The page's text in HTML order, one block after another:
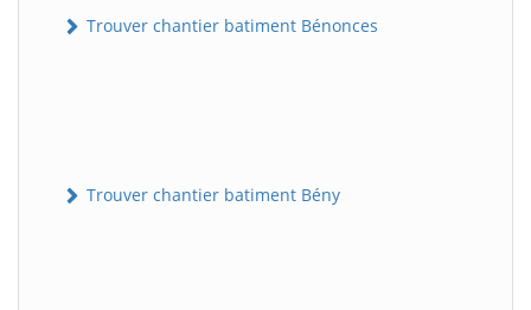
Trouver chantier batiment Bénonces
Trouver chantier batiment Bény